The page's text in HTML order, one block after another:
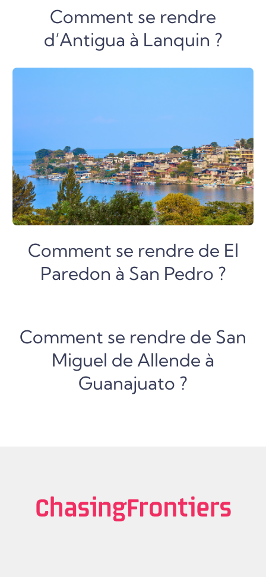
Comment se rendre
d’Antigua à Lanquin ?
Comment se rendre de El
Paredon à San Pedro ?
Comment se rendre de San
Miguel de Allende à
Guanajuato ?